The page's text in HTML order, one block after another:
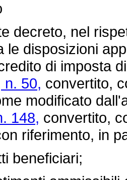
nel
le disposizioni
di imposta
n. 50, convertito,
modificato
148, convertito,
riferimento, in
beneficiari;